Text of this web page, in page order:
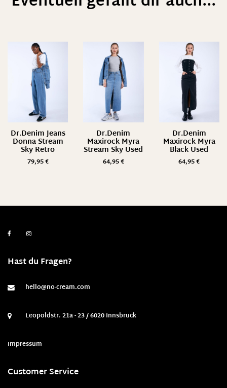
Dr.Denim Jeans
Donna Stream
Sky Retro
79,95€
Dr.Denim
Maxirock Myra
Stream Sky Used
64,95€
Dr.Denim
Maxirock Myra
Black Used
64,95€
Hast du Fragen?
hello@no-cream.com
Leopoldstr. 21a - 23 / 6020 Innsbruck
Impressum
Customer Service